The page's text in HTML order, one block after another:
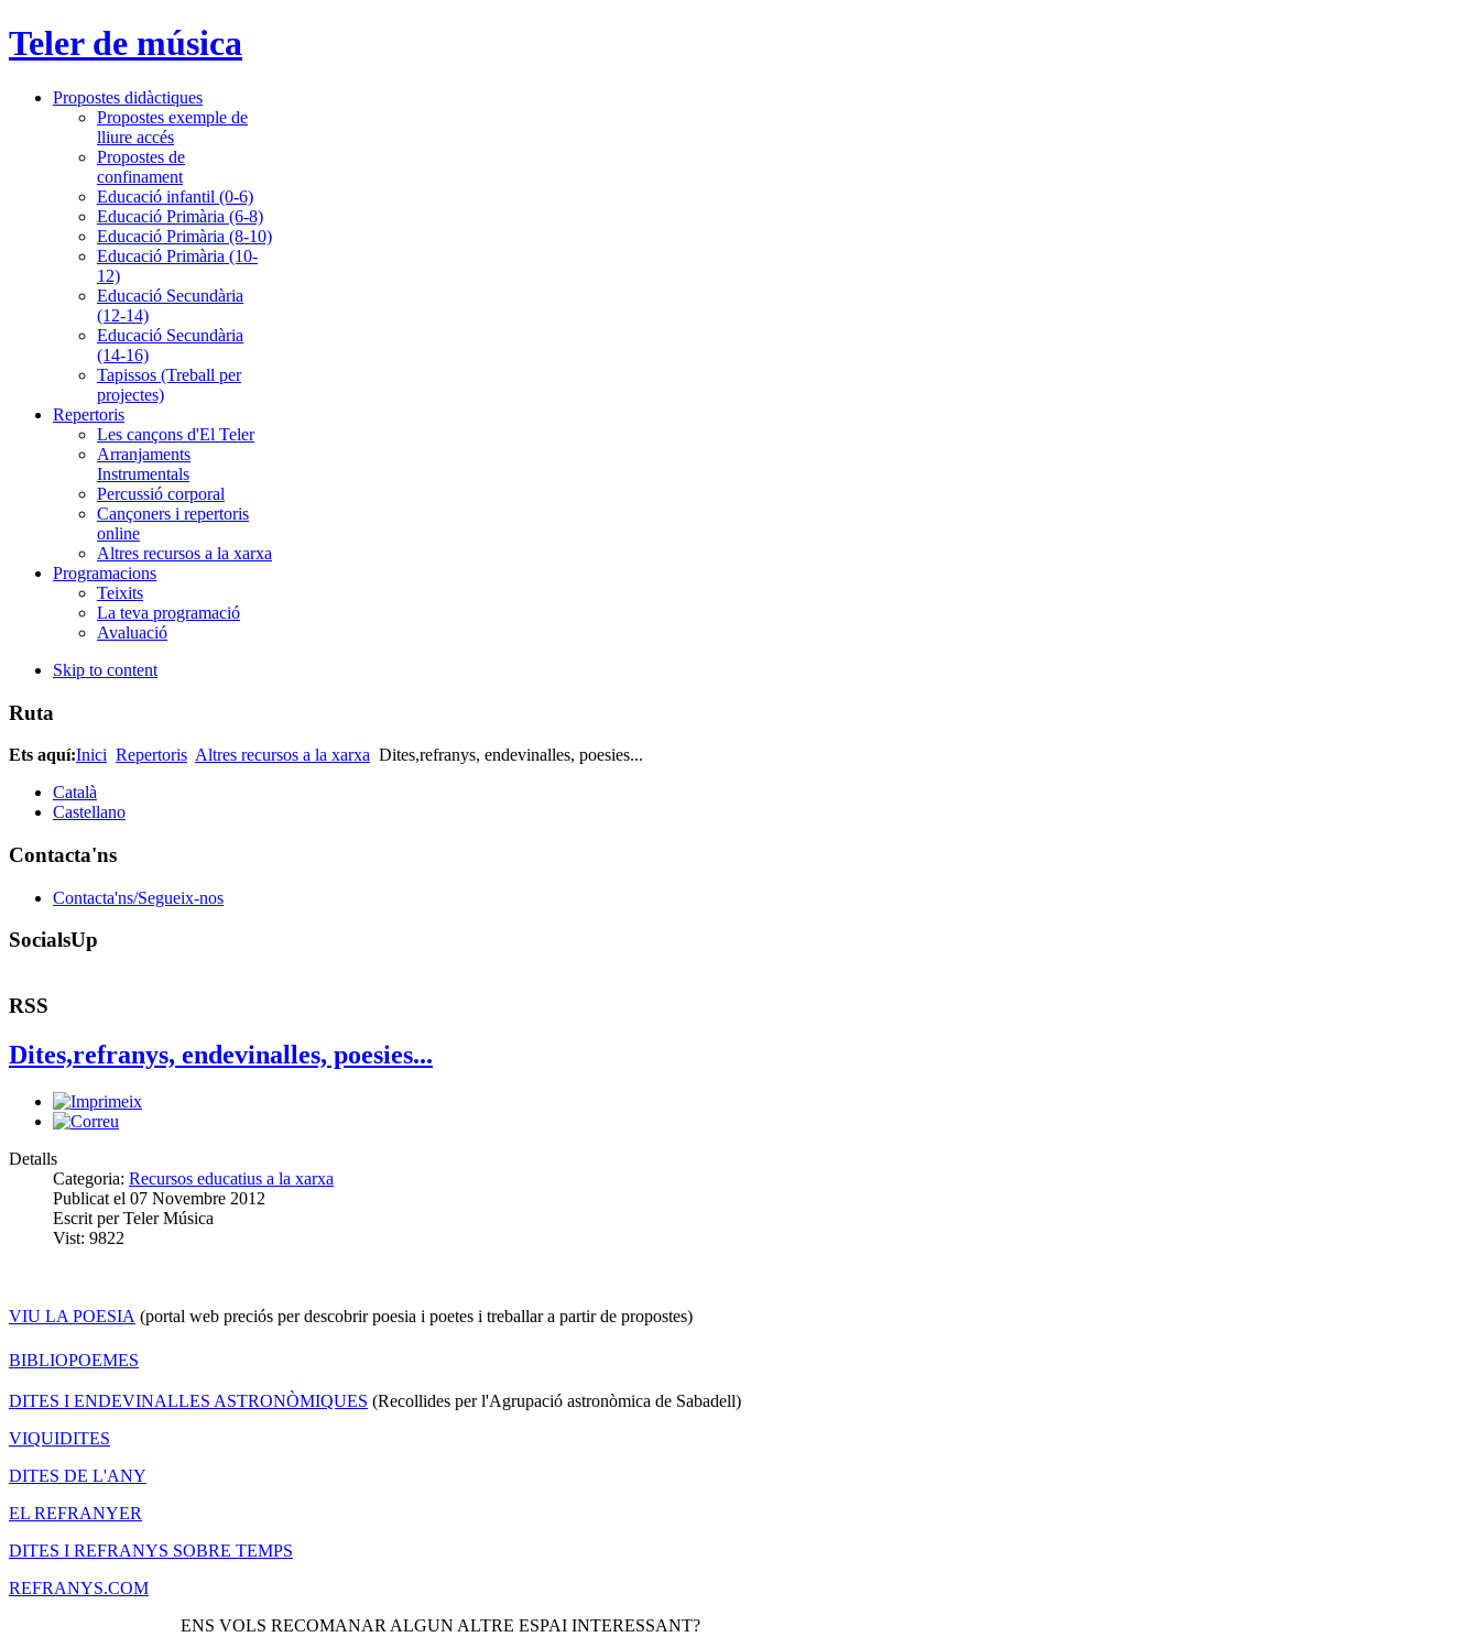
Teler de música
Propostes didàctiques
Propostes exemple de
lliure accés
Propostes de
confinament
Educació infantil (0-6)
Educació Primària (6-8)
Educació Primària (8-10)
Educació Primària (10-
12)
Educació Secundària
(12-14)
Educació Secundària
(14-16)
Tapissos (Treball per
projectes)
Repertoris
Les cançons d'El Teler
Arranjaments
Instrumentals
Percussió corporal
Cançoners i repertoris
online
Altres recursos a la xarxa
Programacions
Teixits
La teva programació
Avaluació
Skip to content
Ruta
Ets aquí:Inici Repertoris Altres recursos a la xarxa Dites,refranys, endevinalles, poesies...
Català
Castellano
Contacta'ns
Contacta'ns/Segueix-nos
SocialsUp
RSS
Dites,refranys, endevinalles, poesies...
Detalls
Categoria: Recursos educatius a la xarxa
Publicat el 07 Novembre 2012
Escrit perTeler Música
Vist: 9822
VIU LA POESIA (portal web preciós per descobrir poesia i poetes i treballar a partir de propostes)
BIBLIOPOEMES
DITES I ENDEVINALLES ASTRONÒMIQUES (Recollides per l'Agrupació astronòmica de Sabadell)
VIQUIDITES
DITES DE L'ANY
EL REFRANYER
DITES I REFRANYS SOBRE TEMPS
REFRANYS.COM
ENS VOLS RECOMANAR ALGUN ALTRE ESPAI INTERESSANT?